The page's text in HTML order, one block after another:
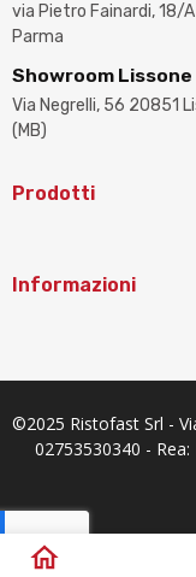
via Pietro Fainardi, 18/
Parma
Showroom Lissone
Via Negrelli, 56 20851
(MB)
Prodotti
Informazioni
©2025 Ristofast Srl -
02753530340 - Rea: